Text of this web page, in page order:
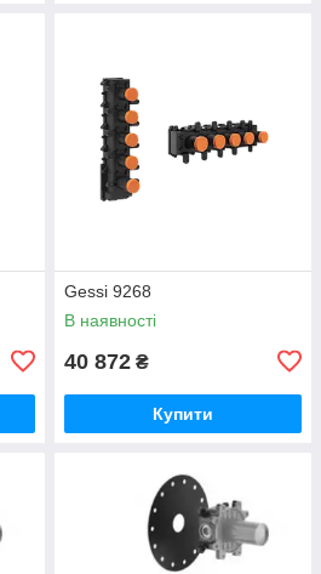
Gessi 9268
В наявності
40 872 ₴
Купити